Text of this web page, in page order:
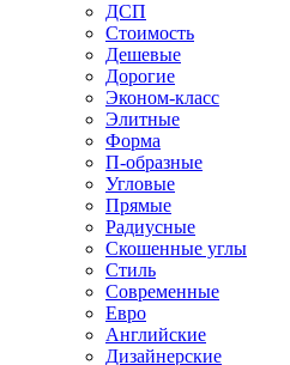
ДСП
Стоимость
Дешевые
Дорогие
Эконом-класс
Элитные
Форма
П-образные
Угловые
Прямые
Радиусные
Скошенные углы
Стиль
Современные
Евро
Английские
Дизайнерские